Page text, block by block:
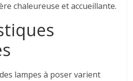
chaleureuse et accueillante.
lampes à poser varient